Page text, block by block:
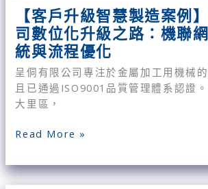
【客戶升級智慧製造案例
司數位化升級之路：機聯
統與流程優化
呈侗有限公司專注於金屬加工用機械
且已通過ISO9001品質管理體系認證
大里區，
升
級
之
路：
機
聯
網、
系
與
Read More »